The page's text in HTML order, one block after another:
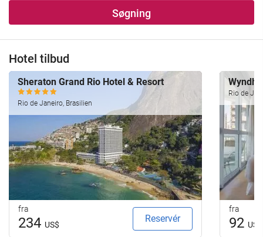
Søgning
Hotel tilbud
Sheraton Grand Rio Hotel & Resort
Rio de Janeiro, Brasilien
fra
234 US$
Reservér
Rio de
fra
92 US$